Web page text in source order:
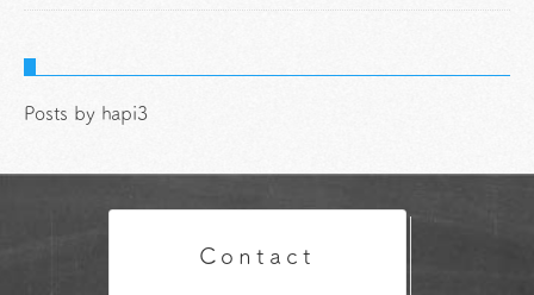
Posts by hapi3
Contact